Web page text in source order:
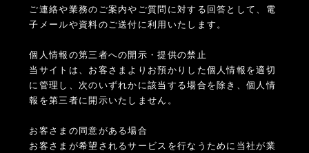
ご連絡や業務のご案内やご質問に対する回答として、電
子メールや資料のご送付に利用いたします。
個人情報の第三者への開示・提供の禁止
当サイトは、お客さまよりお預かりした個人情報を適切
に管理し、次のいずれかに該当する場合を除き、個人情
報を第三者に開示いたしません。
お客さまの同意がある場合
お客さまが希望されるサービスを行なうために当社が業